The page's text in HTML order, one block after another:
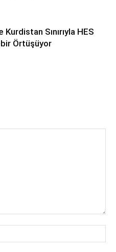
Kurdistan Sınırıyla HES
Örtüşüyor